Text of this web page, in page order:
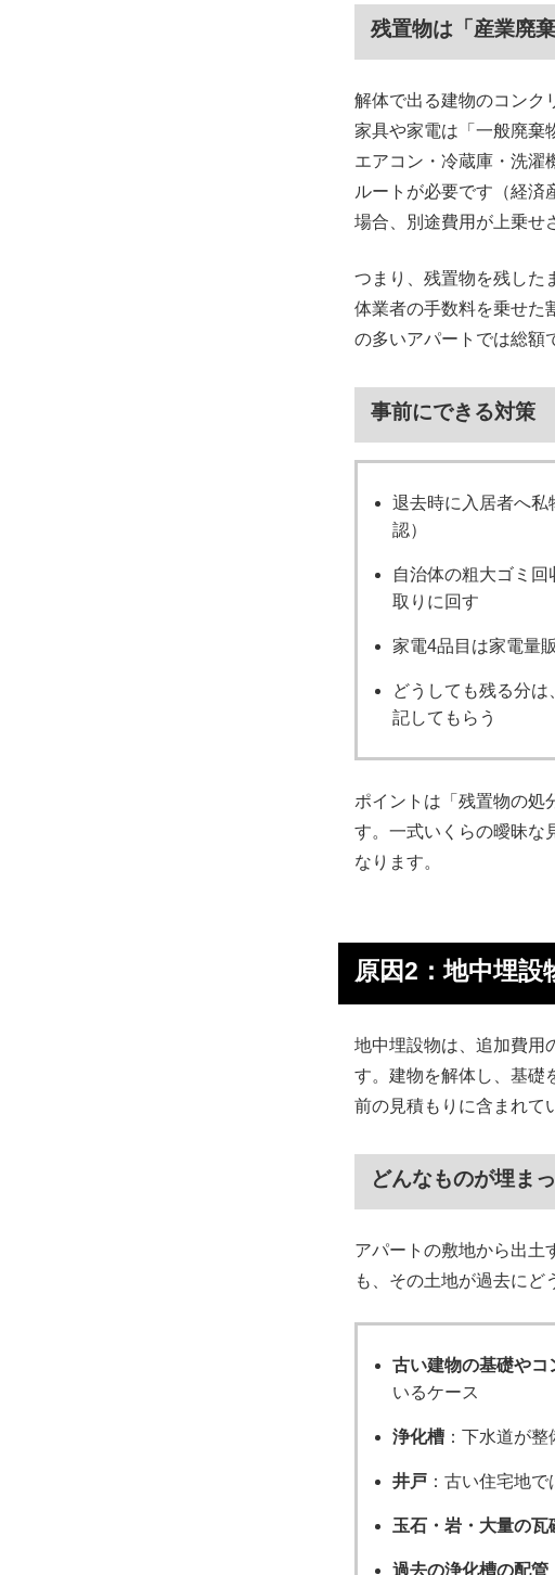
残置物は「産業廃
解体で出る建物のコンク
家具や家電は「一般廃棄
エアコン・冷蔵庫・洗濯
ルートが必要です（経済
場合、別途費用が上乗せ
つまり、残置物を残した
体業者の手数料を乗せた
の多いアパートでは総額
事前にできる対策
退去時に入居者へ私
認）
自治体の粗大ゴミ
取りに回す
家電4品目は家電量
どうしても残る分
記してもらう
ポイントは「残置物の処
す。一式いくらの曖昧な
なります。
原因2：地中埋
地中埋設物は、追加費用
す。建物を解体し、基礎
前の見積もりに含まれて
どんなものが埋ま
アパートの敷地から出土
も、その土地が過去にど
古い建物の基礎やコ
いるケース
浄化槽 ：下水道が
井戸 ：古い住宅地
玉石・岩・大量の瓦
過去の浄化槽の配管